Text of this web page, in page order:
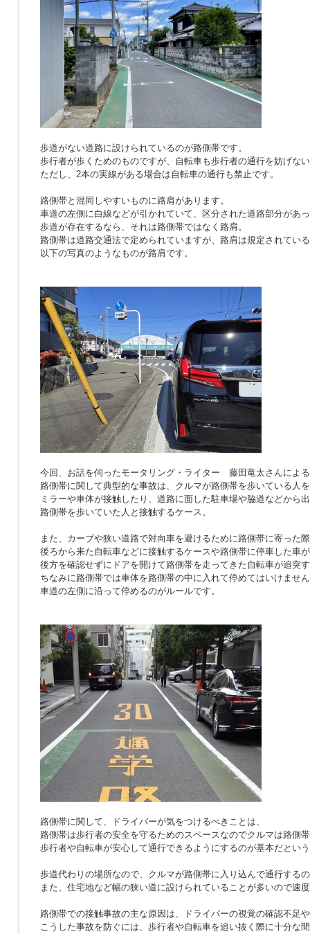
歩道がない道路に設けられているのが路側帯です。
歩行者が歩くためのものですが、自転車も歩行者の通行を妨げな
ただし、2本の実線がある場合は自転車の通行も禁止です。
路側帯と混同しやすいものに路肩があります。
車道の左側に白線などが引かれていて、区分された道路部分があ
歩道が存在するなら、それは路側帯ではなく路肩。
路側帯は道路交通法で定められていますが、路肩は規定されてい
以下の写真のようなものが路肩です。
今回、お話を伺ったモータリング・ライター 藤田竜太さんによ
路側帯に関して典型的な事故は、クルマが路側帯を歩いている人
ミラーや車体が接触したり、道路に面した駐車場や脇道などから
路側帯を歩いていた人と接触するケース。
また、カーブや狭い道路で対向車を避けるために路側帯に寄った
後ろから来た自転車などに接触するケースや路側帯に停車した車
後方を確認せずにドアを開けて路側帯を走ってきた自転車が追突
ちなみに路側帯では車体を路側帯の中に入れて停めてはいけませ
車道の左側に沿って停めるのがルールです。
路側帯に関して、ドライバーが気をつけるべきことは、
路側帯は歩行者の安全を守るためのスペースなのでクルマは路側
歩行者や自転車が安心して通行できるようにするのが基本だとい
歩道代わりの場所なので、クルマが路側帯に入り込んで通行する
また、住宅地など幅の狭い道に設けられていることが多いので速
路側帯での接触事故の主な原因は、ドライバーの視覚の確認不足
こうした事故を防ぐには、歩行者や自転車を追い抜く際に十分な